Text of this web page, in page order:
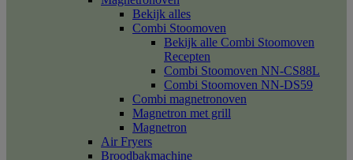
Bekijk alles
Combi Stoomoven
Bekijk alle Combi Stoomoven
Recepten
Combi Stoomoven NN-CS88L
Combi Stoomoven NN-DS59
Combi magnetronoven
Magnetron met grill
Magnetron
Air Fryers
Broodbakmachine